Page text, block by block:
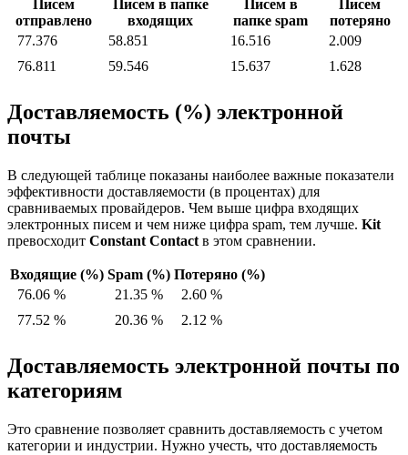
Писем
отправлено
Писем в папке
входящих
Писем в
папке spam
Писем
потеряно
77.376
76.811
58.851
59.546
16.516
15.637
2.009
1.628
Доставляемость (%) электронной
почты
В следующей таблице показаны наиболее важные показатели
эффективности доставляемости (в процентах) для
сравниваемых провайдеров. Чем выше цифра входящих
электронных писем и чем ниже цифра spam, тем лучше. Kit
превосходит Constant Contact в этом сравнении.
Входящие (%) Spam (%) Потеряно (%)
76.06 %
77.52 %
21.35 %
20.36 %
2.60 %
2.12 %
Доставляемость электронной почты по
категориям
Это сравнение позволяет сравнить доставляемость с учетом
категории и индустрии. Нужно учесть, что доставляемость